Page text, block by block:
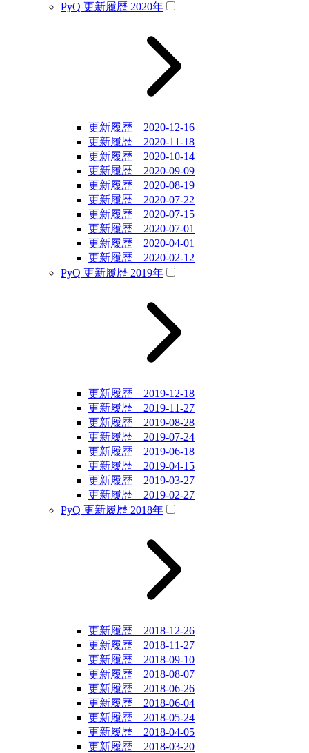
PyQ 更新履歴 2020年
更新履歴 2020-12-16
更新履歴 2020-11-18
更新履歴 2020-10-14
更新履歴 2020-09-09
更新履歴 2020-08-19
更新履歴 2020-07-22
更新履歴 2020-07-15
更新履歴 2020-07-01
更新履歴 2020-04-01
更新履歴 2020-02-12
PyQ 更新履歴 2019年
更新履歴 2019-12-18
更新履歴 2019-11-27
更新履歴 2019-08-28
更新履歴 2019-07-24
更新履歴 2019-06-18
更新履歴 2019-04-15
更新履歴 2019-03-27
更新履歴 2019-02-27
PyQ 更新履歴 2018年
更新履歴 2018-12-26
更新履歴 2018-11-27
更新履歴 2018-09-10
更新履歴 2018-08-07
更新履歴 2018-06-26
更新履歴 2018-06-04
更新履歴 2018-05-24
更新履歴 2018-04-05
更新履歴 2018-03-20